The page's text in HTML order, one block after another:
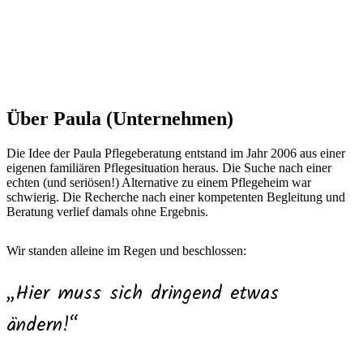
Über Paula (Unternehmen)
Die Idee der Paula Pflegeberatung entstand im Jahr 2006 aus einer
eigenen familiären Pflegesituation heraus. Die Suche nach einer
echten (und seriösen!) Alternative zu einem Pflegeheim war
schwierig. Die Recherche nach einer kompetenten Begleitung und
Beratung verlief damals ohne Ergebnis.
Wir standen alleine im Regen und beschlossen:
„Hier muss sich dringend etwas
ändern!“